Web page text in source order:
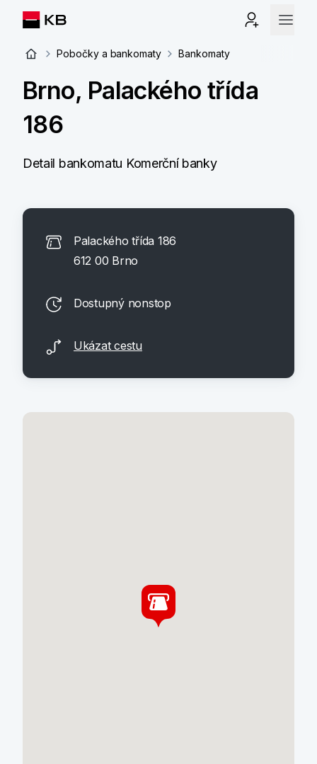
Pobočky a bankomaty Bankomaty
Brno, Palackého třída
186
Detail bankomatu Komerční banky
Palackého třída 186
612 00 Brno
Dostupný nonstop
Ukázat cestu